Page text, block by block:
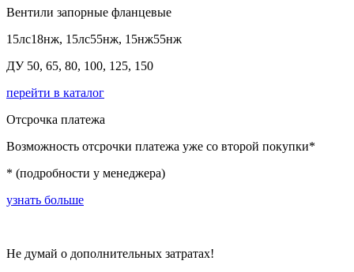
Вентили запорные фланцевые
15лс18нж, 15лс55нж, 15нж55нж
ДУ 50, 65, 80, 100, 125, 150
перейти в каталог
Отсрочка платежа
Возможность отсрочки платежа уже со второй покупки*
* (подробности у менеджера)
узнать больше
Не думай о дополнительных затратах!